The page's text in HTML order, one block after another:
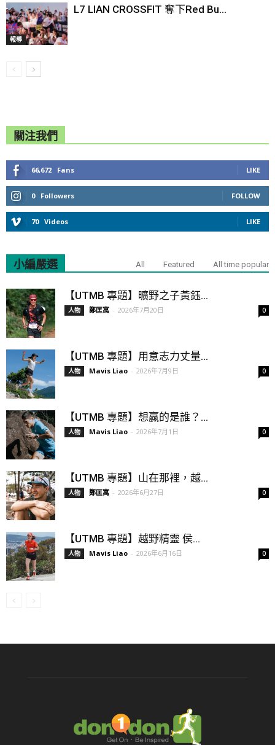
報導
L7 LIAN CROSSFIT 奪下Red Bu...
關注我們
66,672 Fans LIKE
0 Followers FOLLOW
70 Videos LIKE
小編嚴選 All Featured All time popular
【UTMB 專題】曠野之子黃鈺...
人物 鄭匡寓 - 2026年7月20日 0
【UTMB 專題】用意志力丈量...
人物 Mavis Liao - 2026年7月9日 0
【UTMB 專題】想贏的是誰？...
人物 Mavis Liao - 2026年7月1日 0
【UTMB 專題】山在那裡，越...
人物 鄭匡寓 - 2026年6月27日 0
【UTMB 專題】越野精靈 侯...
人物 Mavis Liao - 2026年6月16日 0